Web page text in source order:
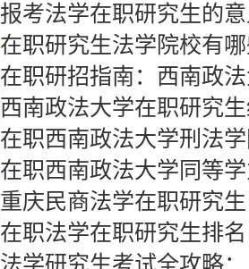
报考法学在职研究生的
在职研究生法学院校有
在职研招指南：西南政
西南政法大学在职研究生
在职西南政法大学刑法
在职西南政法大学同等
重庆民商法学在职研究生
在职法学在职研究生排名
法学研究生考试全攻略